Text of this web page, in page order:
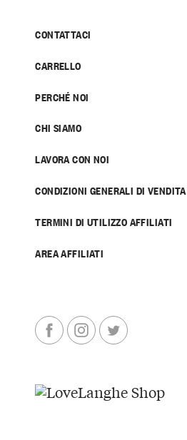
CONTATTACI
CARRELLO
PERCHÉ NOI
CHI SIAMO
LAVORA CON NOI
CONDIZIONI GENERALI DI VENDITA
TERMINI DI UTILIZZO AFFILIATI
AREA AFFILIATI